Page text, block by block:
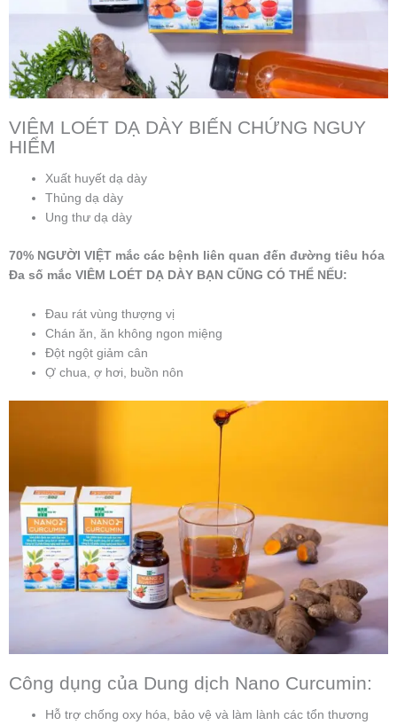
VIÊM LOÉT DẠ DÀY BIẾN CHỨNG NGUY
HIỂM
Xuất huyết dạ dày
Thủng dạ dày
Ung thư dạ dày
70% NGƯỜI VIỆT mắc các bệnh liên quan đến đường tiêu hóa
Đa số mắc VIÊM LOÉT DẠ DÀY BẠN CŨNG CÓ THỂ NẾU:
Đau rát vùng thượng vị
Chán ăn, ăn không ngon miệng
Đột ngột giảm cân
Ợ chua, ợ hơi, buồn nôn
Công dụng của Dung dịch Nano Curcumin:
Hỗ trợ chống oxy hóa, bảo vệ và làm lành các tổn thương